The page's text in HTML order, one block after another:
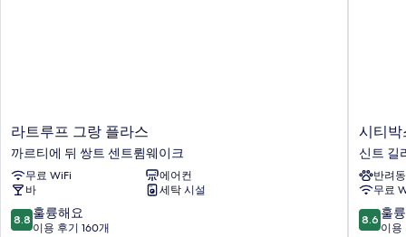
라
트
루
프
그
랑
플
라트루프 그랑 플라스
까르티에 뒤 쌍트 센트륌웨이크
무료 WiFi
에어컨
바
세탁 시설
10
점
8.8 훌륭해요
이용 후기 160개
시
티
박
스
브
뤼
셀
시티박
신트 길
반려
무료
10
점
8.6 훌
이용